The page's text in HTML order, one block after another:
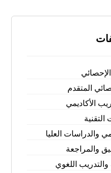
المتقدم
الأكاديمي
التقنية
والدراسات العليا
والمراجعة
اللغوي